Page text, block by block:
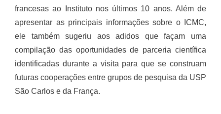
francesas ao Instituto nos últimos 10 anos. Além de
apresentar as principais informações sobre o ICMC,
ele também sugeriu aos adidos que façam uma
compilação das oportunidades de parceria científica
identificadas durante a visita para que se construam
futuras cooperações entre grupos de pesquisa da USP
São Carlos e da França.